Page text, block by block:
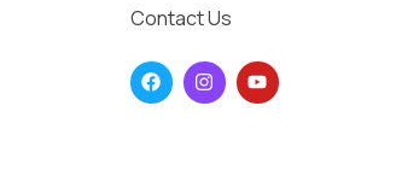
Contact Us